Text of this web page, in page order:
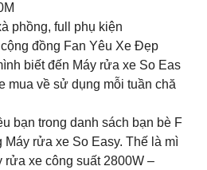
phồng, full phụ kiện
đồng Fan Yêu Xe Đẹp
biết đến Máy rửa xe So Eas
mua về sử dụng mỗi tuần chă
bạn trong danh sách bạn bè F
Máy rửa xe So Easy. Thế là mì
rửa xe công suất 2800W –